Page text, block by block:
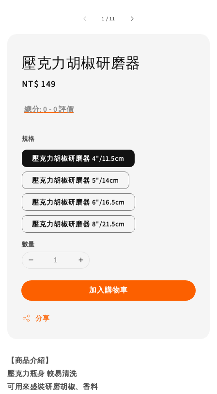
1 / 11
壓克力胡椒研磨器
Regular
NT$ 149
總分:0 - 0評價
規格
壓克力胡椒研磨器 4"/11.5cm
壓克力胡椒研磨器 5"/14cm
壓克力胡椒研磨器 6"/16.5cm
壓克力胡椒研磨器 8"/21.5cm
數量
加入購物車
分享
【商品介紹】
壓克力瓶身 較易清洗
可用來盛裝研磨胡椒、香料